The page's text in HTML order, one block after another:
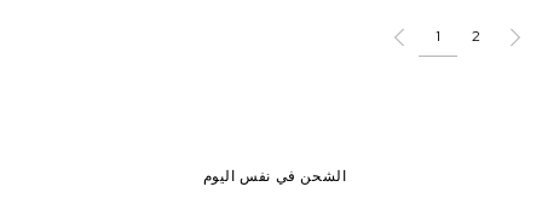
1 2
الشحن في نفس اليوم